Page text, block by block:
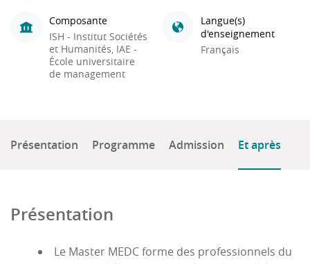
Composante
ISH - Institut Sociétés
et Humanités, IAE -
École universitaire
de management
Langue(s)
d'enseignement
Français
Présentation Programme Admission Et après
Présentation
Le Master MEDC forme des professionnels du